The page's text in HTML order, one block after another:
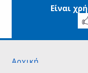
Είναι
Αρχική